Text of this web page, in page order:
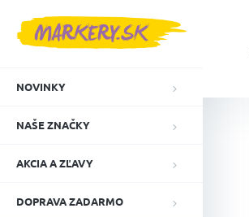
NOVINKY
NAŠE ZNAČKY
AKCIA A ZĽAVY
DOPRAVA ZADARMO